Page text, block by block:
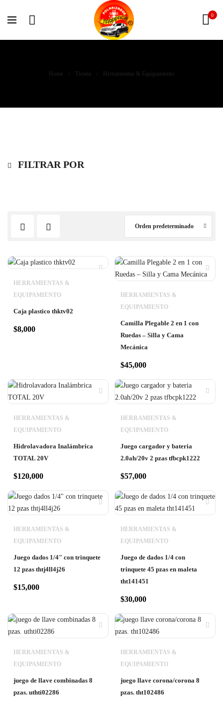
0
Home Tienda Herramientas & Equipamiento
FILTRAR POR
Orden predeterminado
HERRAMIENTAS &
EQUIPAMIENTO
Caja plastico thktv02
$8,000
HERRAMIENTAS &
EQUIPAMIENTO
Camilla Plegable 2 en 1 con
Ruedas – Silla y Cama
Mecánica
$45,000
HERRAMIENTAS &
EQUIPAMIENTO
Hidrolavadora Inalámbrica
TOTAL 20V
$120,000
HERRAMIENTAS &
EQUIPAMIENTO
Juego cargador y bateria
2.0ah/20v 2 pzas tfbcpk1222
$57,000
HERRAMIENTAS &
EQUIPAMIENTO
Juego dados 1/4" con trinquete
12 pzas thtj4ll4j26
$15,000
HERRAMIENTAS &
EQUIPAMIENTO
Juego de dados 1/4 con
trinquete 45 pzas en maleta
tht141451
$30,000
HERRAMIENTAS &
EQUIPAMIENTO
juego de llave combinadas 8
pzas. uthti02286
HERRAMIENTAS &
EQUIPAMIENTO
juego llave corona/corona 8
pzas. tht102486